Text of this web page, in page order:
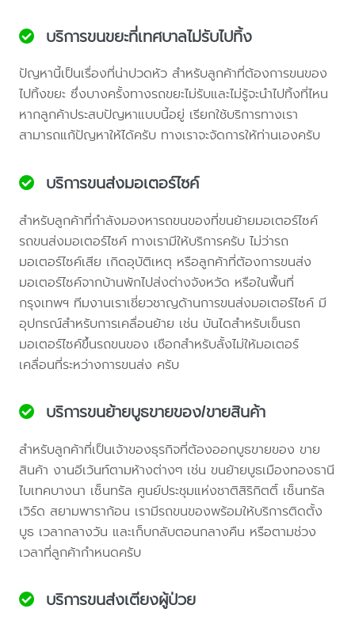
บริการขนขยะที่เทศบาลไม่รับไปทิ้ง
ปัญหานี้เป็นเรื่องที่น่าปวดหัว สำหรับลูกค้าที่ต้องการขนของ
ไปทิ้งขยะ ซึ่งบางครั้งทางรถขยะไม่รับและไม่รู้จะนำไปทิ้งที่ไหน
หากลูกค้าประสบปัญหาแบบนี้อยู่ เรียกใช้บริการทางเรา
สามารถแก้ปัญหาให้ได้ครับ ทางเราจะจัดการให้ท่านเองครับ
บริการขนส่งมอเตอร์ไซค์
สำหรับลูกค้าที่กำลังมองหารถขนของที่ขนย้ายมอเตอร์ไซค์
รถขนส่งมอเตอร์ไซค์ ทางเรามีให้บริการครับ ไม่ว่ารถ
มอเตอร์ไซค์เสีย เกิดอุบัติเหตุ หรือลูกค้าที่ต้องการขนส่ง
มอเตอร์ไซค์จากบ้านพักไปส่งต่างจังหวัด หรือในพื้นที่
กรุงเทพฯ ทีมงานเราเชี่ยวชาญด้านการขนส่งมอเตอร์ไซค์ มี
อุปกรณ์สำหรับการเคลื่อนย้าย เช่น บันไดสำหรับเข็นรถ
มอเตอร์ไซค์ขึ้นรถขนของ เชือกสำหรับลั้งไม่ให้มอเตอร์
เคลื่อนที่ระหว่างการขนส่ง ครับ
บริการขนย้ายบูธขายของ/ขายสินค้า
สำหรับลูกค้าที่เป็นเจ้าของธุรกิจที่ต้องออกบูธขายของ ขาย
สินค้า งานอีเว้นท์ตามห้างต่างๆ เช่น ขนย้ายบูธเมืองทองธานี
ไบเทคบางนา เซ็นทรัล ศูนย์ประชุมแห่งชาติสิริกิตติ์ เซ็นทรัล
เวิร์ด สยามพาราก้อน เรามีรถขนของพร้อมให้บริการติดตั้ง
บูธ เวลากลางวัน และเก็บกลับตอนกลางคืน หรือตามช่วง
เวลาที่ลูกค้ากำหนดครับ
บริการขนส่งเตียงผู้ป่วย